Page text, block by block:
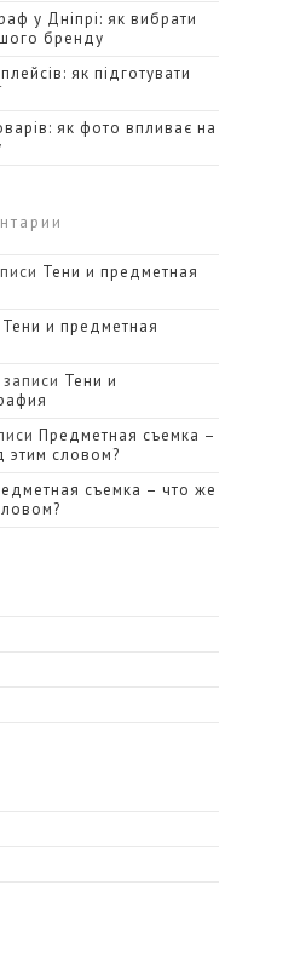
у Дніпрі: як вибрати
бренду
як підготувати
як фото впливає на
Тени и предметная
Тени и предметная
записи Тени и
Предметная съемка –
этим словом?
съемка – что же